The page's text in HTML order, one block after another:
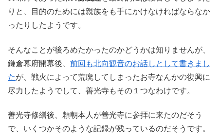
りと、目的のためには親族をも手にかけなければならなか
ったりしたようです。
そんなことが後ろめたかったのかどうかは知りませんが、
鎌倉幕府開幕後、 前回も北向観音のお話しとして書きまし
たが、戦火によって荒廃してしまったお寺なんかの復興に
尽力したようでして、善光寺もその１つなわけです。
善光寺修繕後、頼朝本人が善光寺に参拝に来たのだそう
で、いくつかそのような記録が残っているのだそうです。